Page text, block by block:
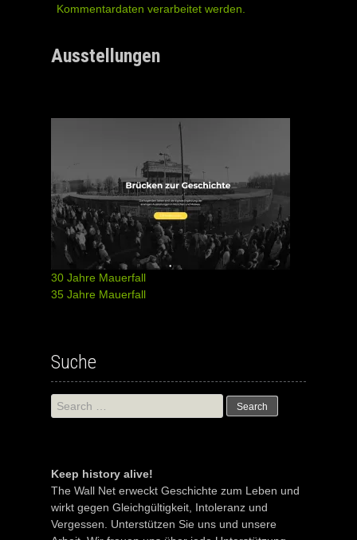
Kommentardaten verarbeitet werden.
Ausstellungen
30 Jahre Mauerfall
35 Jahre Mauerfall
Suche
Search
for:
Keep history alive!
The Wall Net erweckt Geschichte zum Leben und
wirkt gegen Gleichgültigkeit, Intoleranz und
Vergessen. Unterstützen Sie uns und unsere